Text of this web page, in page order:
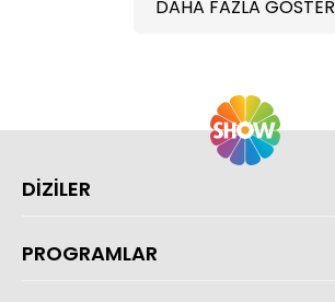
DAHA FAZLA GÖSTER
DİZİLER
PROGRAMLAR